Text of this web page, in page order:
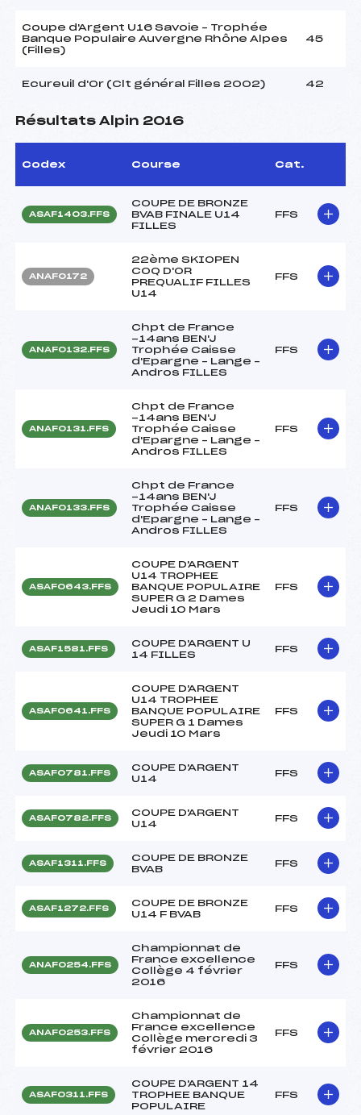
Coupe d'Argent U16 Savoie – Trophée
Banque Populaire Auvergne Rhône Alpes
(Filles)
45
Ecureuil d'Or (Clt général Filles 2002) 42
Résultats Alpin 2016
Codex Course Cat.
ASAF1403.FFS
COUPE DE BRONZE
BVAB FINALE U14
FILLES
FFS
ANAF0172
22ème SKIOPEN
COQ D'OR
PREQUALIF FILLES
U14
FFS
ANAF0132.FFS
Chpt de France
-14ans BEN'J
Trophée Caisse
d'Epargne – Lange –
Andros FILLES
FFS
ANAF0131.FFS
Chpt de France
-14ans BEN'J
Trophée Caisse
d'Epargne – Lange –
Andros FILLES
FFS
ANAF0133.FFS
Chpt de France
-14ans BEN'J
Trophée Caisse
d'Epargne – Lange –
Andros FILLES
FFS
ASAF0643.FFS
COUPE D'ARGENT
U14 TROPHEE
BANQUE POPULAIRE
SUPER G 2 Dames
Jeudi 10 Mars
FFS
ASAF1581.FFS
COUPE D'ARGENT U
14 FILLES
FFS
ASAF0641.FFS
COUPE D'ARGENT
U14 TROPHEE
BANQUE POPULAIRE
SUPER G 1 Dames
Jeudi 10 Mars
FFS
ASAF0781.FFS
COUPE D'ARGENT
U14
FFS
ASAF0782.FFS
COUPE D'ARGENT
U14
FFS
ASAF1311.FFS
COUPE DE BRONZE
BVAB
FFS
ASAF1272.FFS
COUPE DE BRONZE
U14 F BVAB
FFS
ANAF0254.FFS
Championnat de
France excellence
Collège 4 février
2016
FFS
ANAF0253.FFS
Championnat de
France excellence
Collège mercredi 3
février 2016
FFS
ASAF0311.FFS
COUPE D'ARGENT 14
TROPHEE BANQUE
POPULAIRE
FFS